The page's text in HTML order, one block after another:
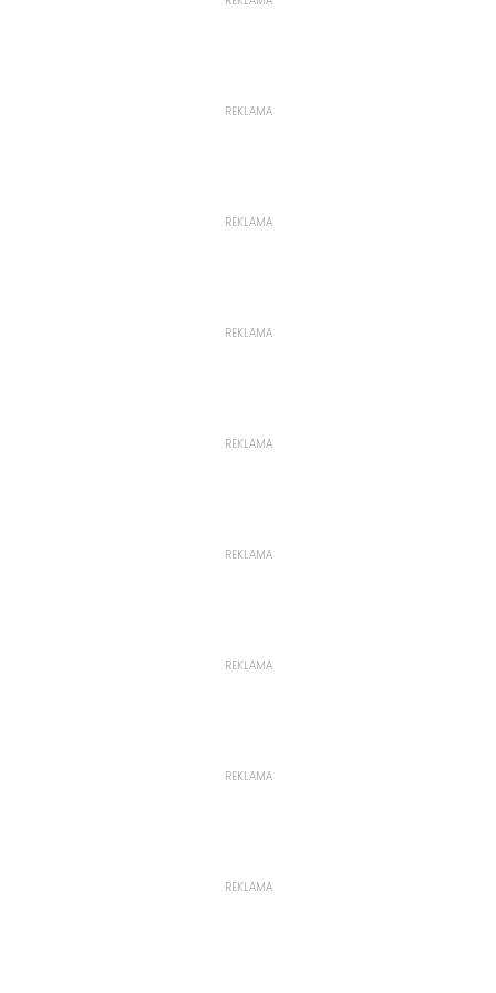
REKLAMA
REKLAMA
REKLAMA
REKLAMA
REKLAMA
REKLAMA
REKLAMA
REKLAMA